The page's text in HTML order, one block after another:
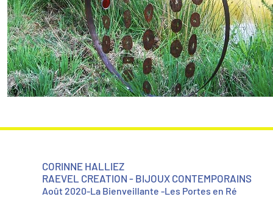
CORINNE HALLIEZ
RAEVEL CREATION - BIJOUX CONTEMPORAINS
Août 2020-La Bienveillante -Les Portes en Ré